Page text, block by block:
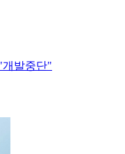
개발중단"